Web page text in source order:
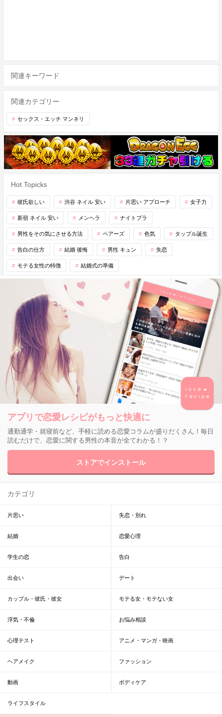
関連キーワード
関連カテゴリー
セックス・エッチ マンネリ
Hot Topicks
彼氏欲しい 渋谷 ネイル 安い 片思い アプローチ 女子力
新宿 ネイル 安い メンヘラ ナイトブラ
男性をその気にさせる方法 ペアーズ 色気 タップル誕生
告白の仕方 結婚 後悔 男性 キュン 失恋
モテる女性の特徴 結婚式の準備
アプリで恋愛レシピがもっと快適に
通勤通学・就寝前など、手軽に読める恋愛コラムが盛りだくさん！毎日
読むだけで、恋愛に関する男性の本音が全てわかる！？
ストアでインストール
カテゴリ
片思い 失恋・別れ
結婚 恋愛心理
学生の恋 告白
出会い デート
カップル・彼氏・彼女 モテる女・モテない女
浮気・不倫 お悩み相談
心理テスト アニメ・マンガ・映画
ヘアメイク ファッション
動画 ボディケア
ライフスタイル